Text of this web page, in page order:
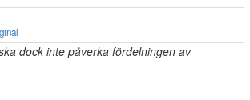
dock inte påverka fördelningen av